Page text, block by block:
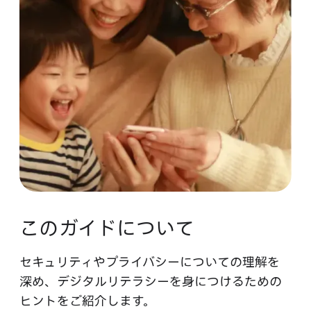
この​ガイドに​ついて
セキュリティや​プライバシーに​ついての​理解を​
深め、​デジタルリテラシーを​身に​つける​ための​
ヒントを​ご紹介します。